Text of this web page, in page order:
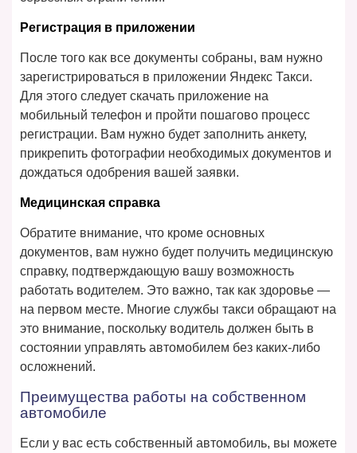
Регистрация в приложении
После того как все документы собраны, вам нужно
зарегистрироваться в приложении Яндекс Такси.
Для этого следует скачать приложение на
мобильный телефон и пройти пошагово процесс
регистрации. Вам нужно будет заполнить анкету,
прикрепить фотографии необходимых документов и
дождаться одобрения вашей заявки.
Медицинская справка
Обратите внимание, что кроме основных
документов, вам нужно будет получить медицинскую
справку, подтверждающую вашу возможность
работать водителем. Это важно, так как здоровье —
на первом месте. Многие службы такси обращают на
это внимание, поскольку водитель должен быть в
состоянии управлять автомобилем без каких-либо
осложнений.
Преимущества работы на собственном
автомобиле
Если у вас есть собственный автомобиль, вы можете